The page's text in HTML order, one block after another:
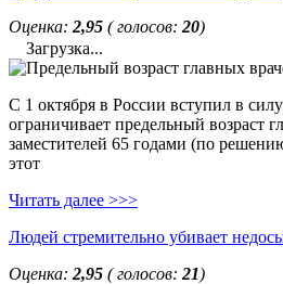
Оценка: 2,95 ( голосов: 20)
Загрузка...
С 1 октября в России вступил в
ограничивает предельный возраст
заместителей 65 годами (по
этот
Читать далее >>>
Людей стремительно убивает
Оценка: 2,95 ( голосов: 21)